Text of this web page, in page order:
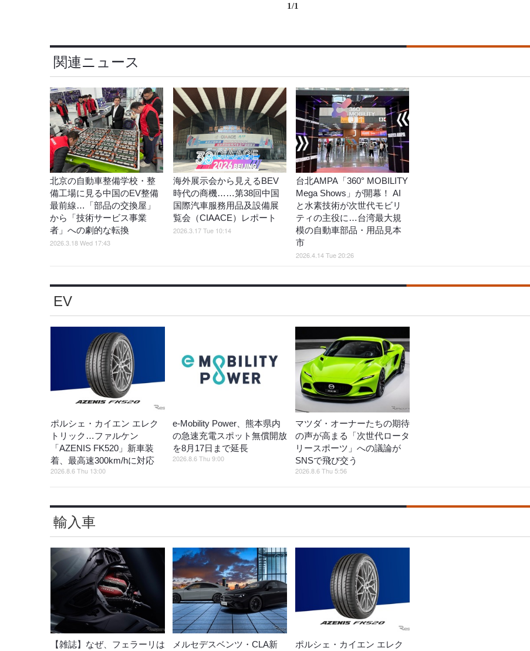
1/1
関連ニュース
北京の自動車整備学校・整
備工場に見る中国のEV整備
最前線…「部品の交換屋」
から「技術サービス事業
者」への劇的な転換
2026.3.18 Wed 17:43
海外展示会から見えるBEV
時代の商機……第38回中国
国際汽車服務用品及設備展
覧会（CIAACE）レポート
2026.3.17 Tue 10:14
台北AMPA「360° MOBILITY
Mega Shows」が開幕！ AI
と水素技術が次世代モビリ
ティの主役に…台湾最大規
模の自動車部品・用品見本
市
2026.4.14 Tue 20:26
EV
ポルシェ・カイエン エレク
トリック…ファルケン
「AZENIS FK520」新車装
着、最高速300km/hに対応
2026.8.6 Thu 13:00
e-Mobility Power、熊本県内
の急速充電スポット無償開放
を8月17日まで延長
2026.8.6 Thu 9:00
マツダ・オーナーたちの期待
の声が高まる「次世代ロータ
リースポーツ」への議論が
SNSで飛び交う
2026.8.6 Thu 5:56
輸入車
【雑誌】なぜ、フェラーリは
メルセデスベンツ・CLA新
ポルシェ・カイエン エレク